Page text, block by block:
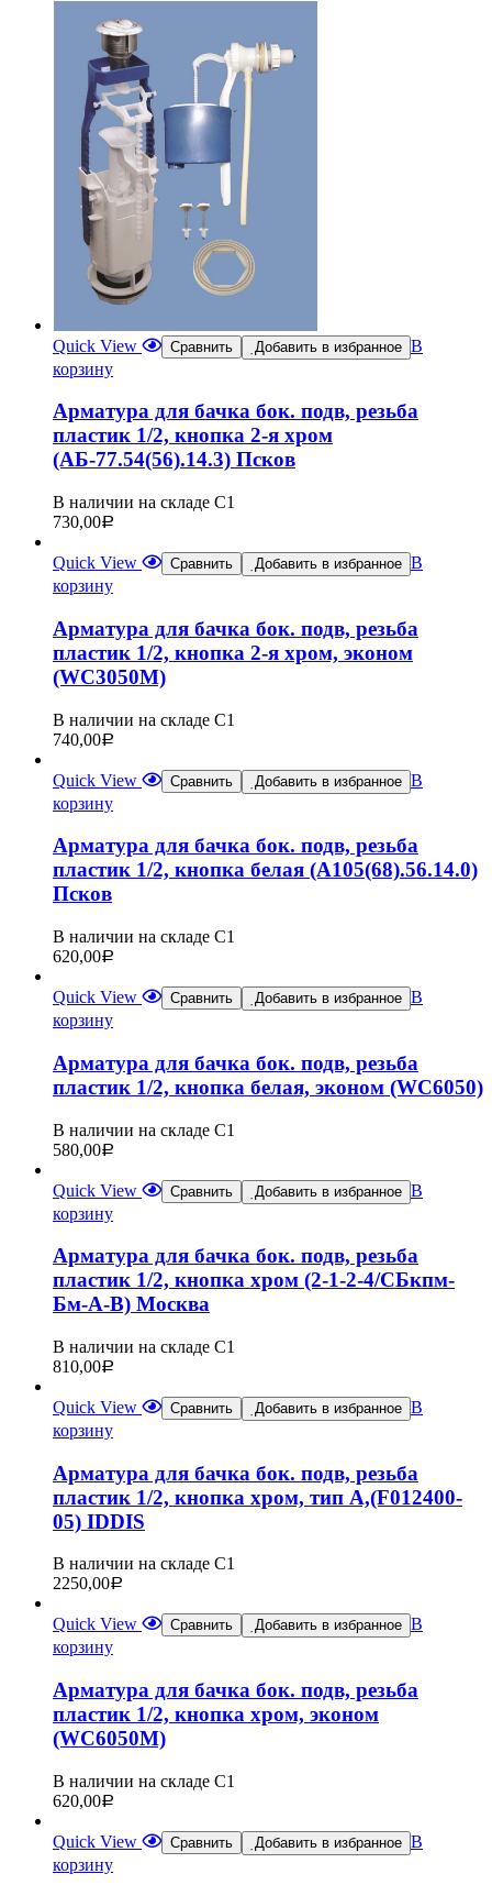
Quick View Сравнить Добавить в избранное В
корзину
Арматура для бачка бок. подв, резьба
пластик 1/2, кнопка 2-я хром
(АБ-77.54(56).14.3) Псков
В наличии на складе С1
730,00Р
Quick View Сравнить Добавить в избранное В
корзину
Арматура для бачка бок. подв, резьба
пластик 1/2, кнопка 2-я хром, эконом
(WC3050М)
В наличии на складе С1
740,00Р
Quick View Сравнить Добавить в избранное В
корзину
Арматура для бачка бок. подв, резьба
пластик 1/2, кнопка белая (А105(68).56.14.0)
Псков
В наличии на складе С1
620,00Р
Quick View Сравнить Добавить в избранное В
корзину
Арматура для бачка бок. подв, резьба
пластик 1/2, кнопка белая, эконом (WC6050)
В наличии на складе С1
580,00Р
Quick View Сравнить Добавить в избранное В
корзину
Арматура для бачка бок. подв, резьба
пластик 1/2, кнопка хром (2-1-2-4/СБкпм-
Бм-А-В) Москва
В наличии на складе С1
810,00Р
Quick View Сравнить Добавить в избранное В
корзину
Арматура для бачка бок. подв, резьба
пластик 1/2, кнопка хром, тип А,(F012400-
05) IDDIS
В наличии на складе С1
2250,00Р
Quick View Сравнить Добавить в избранное В
корзину
Арматура для бачка бок. подв, резьба
пластик 1/2, кнопка хром, эконом
(WC6050М)
В наличии на складе С1
620,00Р
Quick View Сравнить Добавить в избранное В
корзину